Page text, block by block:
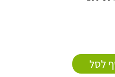
לסל